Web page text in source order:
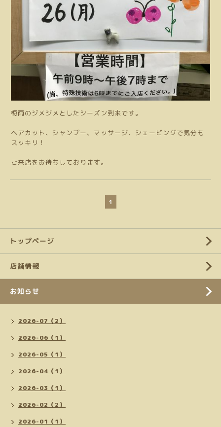
梅雨のジメジメとしたシーズン到来です。
ヘアカット、シャンプー、マッサージ、シェービングで気分も
スッキリ！
ご来店をお待ちしております。
1
トップページ
店舗情報
お知らせ
2026-07（2）
2026-06（1）
2026-05（1）
2026-04（1）
2026-03（1）
2026-02（2）
2026-01（1）